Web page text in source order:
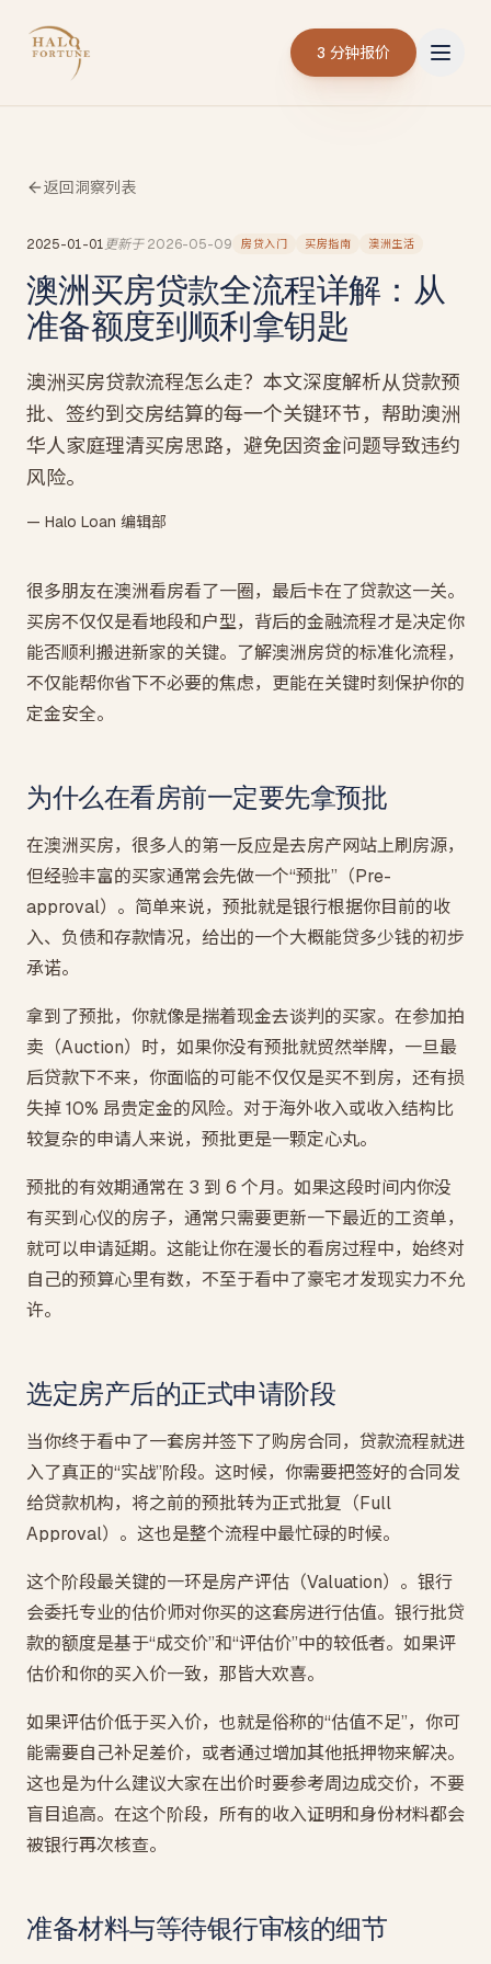
3 分钟报价
返回洞察列表
2025-01-01更新于 2026-05-09 房贷入门 买房指南 澳洲生活
澳洲买房贷款全流程详解：从
准备额度到顺利拿钥匙
澳洲买房贷款流程怎么走？本文深度解析从贷款预
批、签约到交房结算的每一个关键环节，帮助澳洲
华人家庭理清买房思路，避免因资金问题导致违约
风险。
— Halo Loan 编辑部
很多朋友在澳洲看房看了一圈，最后卡在了贷款这一关。
买房不仅仅是看地段和户型，背后的金融流程才是决定你
能否顺利搬进新家的关键。了解澳洲房贷的标准化流程，
不仅能帮你省下不必要的焦虑，更能在关键时刻保护你的
定金安全。
为什么在看房前一定要先拿预批
在澳洲买房，很多人的第一反应是去房产网站上刷房源，
但经验丰富的买家通常会先做一个“预批”（Pre-
approval）。简单来说，预批就是银行根据你目前的收
入、负债和存款情况，给出的一个大概能贷多少钱的初步
承诺。
拿到了预批，你就像是揣着现金去谈判的买家。在参加拍
卖（Auction）时，如果你没有预批就贸然举牌，一旦最
后贷款下不来，你面临的可能不仅仅是买不到房，还有损
失掉 10% 昂贵定金的风险。对于海外收入或收入结构比
较复杂的申请人来说，预批更是一颗定心丸。
预批的有效期通常在 3 到 6 个月。如果这段时间内你没
有买到心仪的房子，通常只需要更新一下最近的工资单，
就可以申请延期。这能让你在漫长的看房过程中，始终对
自己的预算心里有数，不至于看中了豪宅才发现实力不允
许。
选定房产后的正式申请阶段
当你终于看中了一套房并签下了购房合同，贷款流程就进
入了真正的“实战”阶段。这时候，你需要把签好的合同发
给贷款机构，将之前的预批转为正式批复（Full
Approval）。这也是整个流程中最忙碌的时候。
这个阶段最关键的一环是房产评估（Valuation）。银行
会委托专业的估价师对你买的这套房进行估值。银行批贷
款的额度是基于“成交价”和“评估价”中的较低者。如果评
估价和你的买入价一致，那皆大欢喜。
如果评估价低于买入价，也就是俗称的“估值不足”，你可
能需要自己补足差价，或者通过增加其他抵押物来解决。
这也是为什么建议大家在出价时要参考周边成交价，不要
盲目追高。在这个阶段，所有的收入证明和身份材料都会
被银行再次核查。
准备材料与等待银行审核的细节